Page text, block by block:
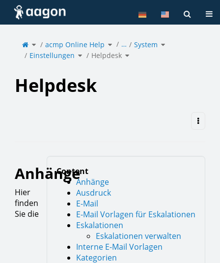
Home
Toggle
the
parent
tree
of
Helpdesk.
acmp Online Help Toggle
the
hierarchy
tree
under
acmp
Online
Help.
… System Toggle
the
hierarchy
tree
Einstellungen Toggle
the
hierarchy
tree
Helpdesk Toggle
the
hierarchy
tree
Helpdesk
Content
Anhänge
Ausdruck
E-Mail
E-Mail Vorlagen für Eskalationen
Eskalationen
Eskalationen verwalten
Interne E-Mail Vorlagen
Kategorien
Anhänge
Hier
finden
Sie die